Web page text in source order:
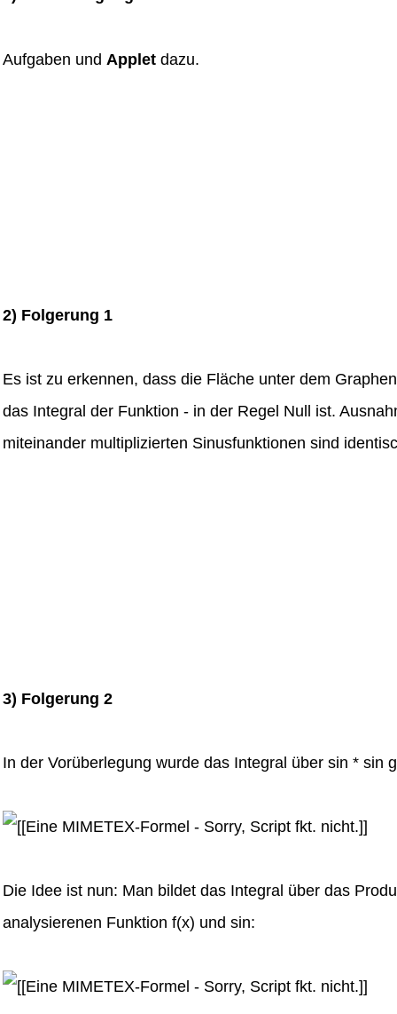
Aufgaben und Applet dazu.
2) Folgerung 1
Es ist zu erkennen, dass die Fläche unter dem
das Integral der Funktion - in der Regel Null ist.
miteinander multiplizierten Sinusfunktionen sind
3) Folgerung 2
In der Vorüberlegung wurde das Integral über sin * sin
Die Idee ist nun: Man bildet das Integral über das
analysierenen Funktion f(x) und sin: